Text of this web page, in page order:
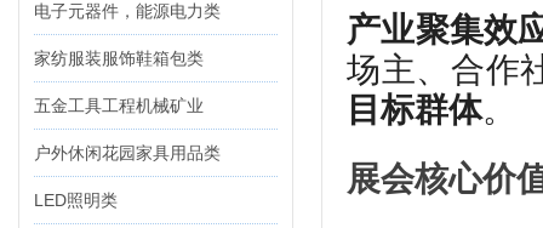
电子元器件，能源电力类
家纺服装服饰鞋箱包类
五金工具工程机械矿业
户外休闲花园家具用品类
LED照明类
产业聚集效
场主、合作
目标群体。
展会核心价